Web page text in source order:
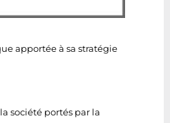
apportée à sa stratégie
société portés par la